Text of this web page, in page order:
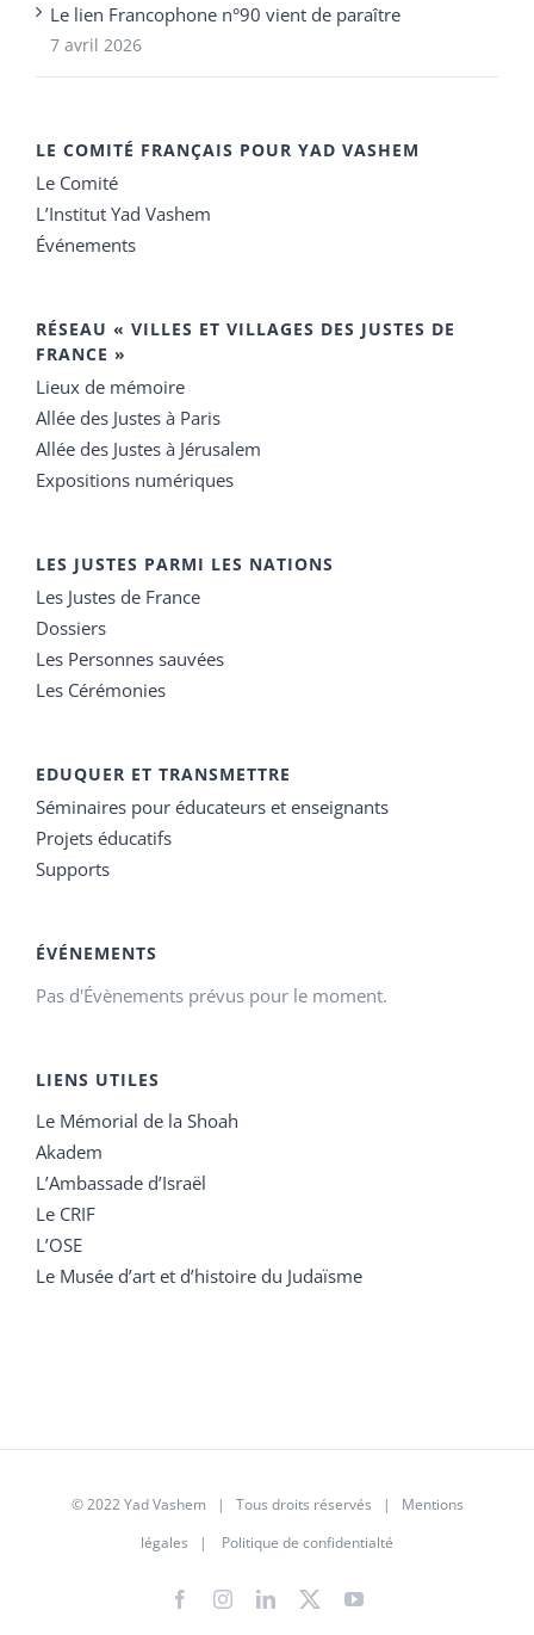
Le lien Francophone n°90 vient de paraître
7 avril 2026
LE COMITÉ FRANÇAIS POUR YAD VASHEM
Le Comité
L’Institut Yad Vashem
Événements
RÉSEAU « VILLES ET VILLAGES DES JUSTES DE
FRANCE »
Lieux de mémoire
Allée des Justes à Paris
Allée des Justes à Jérusalem
Expositions numériques
LES JUSTES PARMI LES NATIONS
Les Justes de France
Dossiers
Les Personnes sauvées
Les Cérémonies
EDUQUER ET TRANSMETTRE
Séminaires pour éducateurs et enseignants
Projets éducatifs
Supports
ÉVÉNEMENTS
Pas d'Évènements prévus pour le moment.
LIENS UTILES
Le Mémorial de la Shoah
Akadem
L’Ambassade d’Israël
Le CRIF
L’OSE
Le Musée d’art et d’histoire du Judaïsme
© 2022 Yad Vashem | Tous droits réservés | Mentions
légales | Politique de confidentialté
FacebookInstagramLinkedIn
X YouTube